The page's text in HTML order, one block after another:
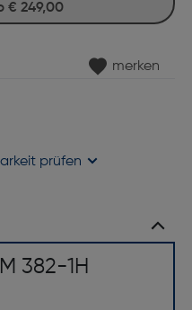
€ 249,00
merken
prüfen
382-1H